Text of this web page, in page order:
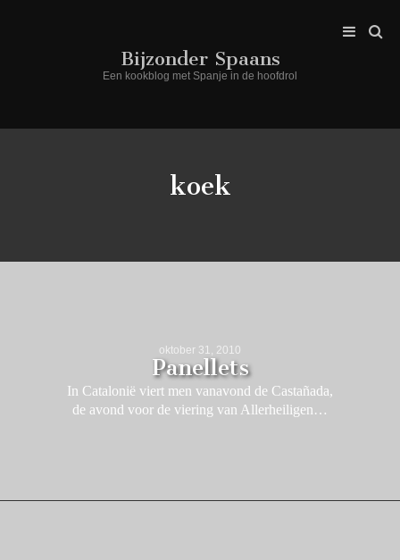
Bijzonder Spaans
Een kookblog met Spanje in de hoofdrol
koek
oktober 31, 2010
Panellets
In Catalonië viert men vanavond de Castañada,
de avond voor de viering van Allerheiligen…